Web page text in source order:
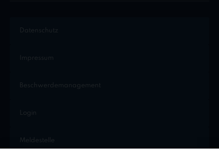
Datenschutz
Impressum
Beschwerdemanagement
Login
Meldestelle